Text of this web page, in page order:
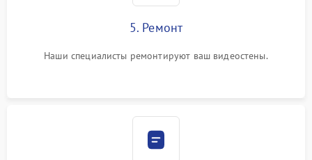
5. Ремонт
Наши специалисты ремонтируют ваш видеостены.